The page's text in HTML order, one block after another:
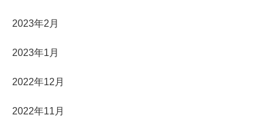
2023年2月
2023年1月
2022年12月
2022年11月